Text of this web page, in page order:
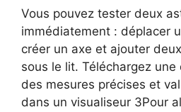
Vous pouvez tester deux
immédiatement : déplacer
créer un axe et ajouter
sous le lit. Téléchargez
des mesures précises et
dans un visualiseur 3Pour